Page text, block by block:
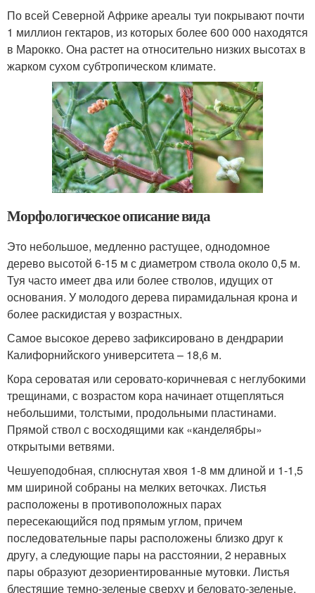
По всей Северной Африке ареалы туи покрывают почти
1 миллион гектаров, из которых более 600 000 находятся
в Марокко. Она растет на относительно низких высотах в
жарком сухом субтропическом климате.
Морфологическое описание вида
Это небольшое, медленно растущее, однодомное
дерево высотой 6-15 м с диаметром ствола около 0,5 м.
Туя часто имеет два или более стволов, идущих от
основания. У молодого дерева пирамидальная крона и
более раскидистая у возрастных.
Самое высокое дерево зафиксировано в дендрарии
Калифорнийского университета – 18,6 м.
Кора сероватая или серовато-коричневая с неглубокими
трещинами, с возрастом кора начинает отщепляться
небольшими, толстыми, продольными пластинами.
Прямой ствол с восходящими как «канделябры»
открытыми ветвями.
Чешуеподобная, сплюснутая хвоя 1-8 мм длиной и 1-1,5
мм шириной собраны на мелких веточках. Листья
расположены в противоположных парах
пересекающийся под прямым углом, причем
последовательные пары расположены близко друг к
другу, а следующие пары на расстоянии, 2 неравных
пары образуют дезориентированные мутовки. Листья
блестящие темно-зеленые сверху и беловато-зеленые,